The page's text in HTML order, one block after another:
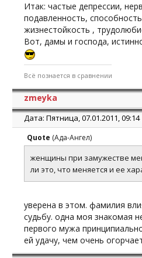
Итак: частые депрессии,
подавленность,
жизнестойкость ,
Вот, дамы и господа,
Всё познается в сравнении
zmeyka
Дата: Пятница, 07.01.2011,
Quote (Ада-Ангел)
женщины при замужестве
ли это, что меняется и ее
уверена в этом. фамилия
судьбу. одна моя знакомая
первого мужа
ей удачу, чем очень